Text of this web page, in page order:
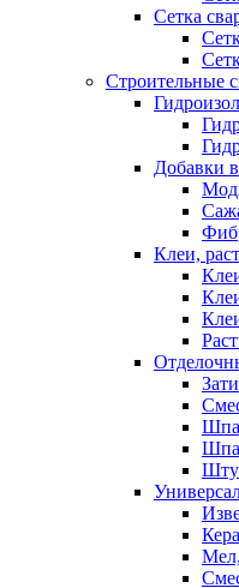
Сетка
Строительные
Добавки
Клеи,